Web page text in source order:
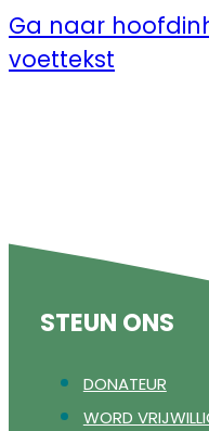
Ga naar
voettekst
STEUN ONS
DONATEUR
WORD